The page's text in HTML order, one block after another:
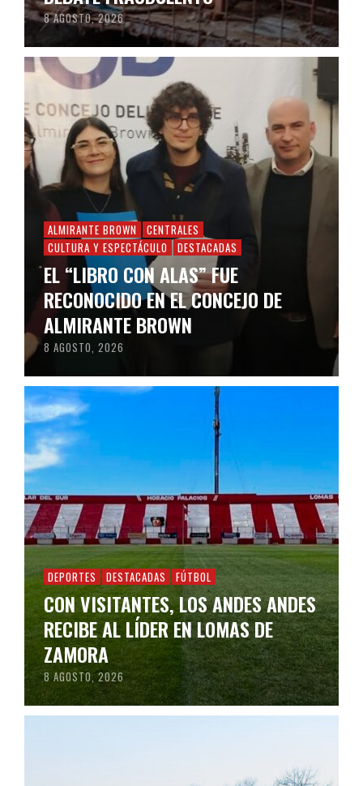
8 AGOSTO, 2026
ALMIRANTE BROWN
CENTRALES
CULTURA Y ESPECTÁCULO
DESTACADAS
EL “LIBRO CON ALAS” FUE
RECONOCIDO EN EL CONCEJO DE
ALMIRANTE BROWN
8 AGOSTO, 2026
DEPORTES DESTACADAS FÚTBOL
CON VISITANTES, LOS ANDES ANDES
RECIBE AL LÍDER EN LOMAS DE
ZAMORA
8 AGOSTO, 2026